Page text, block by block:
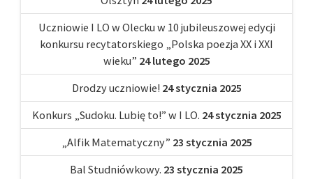
Uczniowie I LO w Olecku w 10 jubileuszowej edycji
konkursu recytatorskiego „Polska poezja XX i XXI
wieku” 24 lutego 2025
Drodzy uczniowie! 24 stycznia 2025
Konkurs „Sudoku. Lubię to!” w I LO. 24 stycznia 2025
„Alfik Matematyczny” 23 stycznia 2025
Bal Studniówkowy. 23 stycznia 2025